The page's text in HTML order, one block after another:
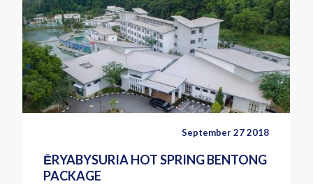
September 27 2018
ĒRYABYSURIA HOT SPRING BENTONG
PACKAGE